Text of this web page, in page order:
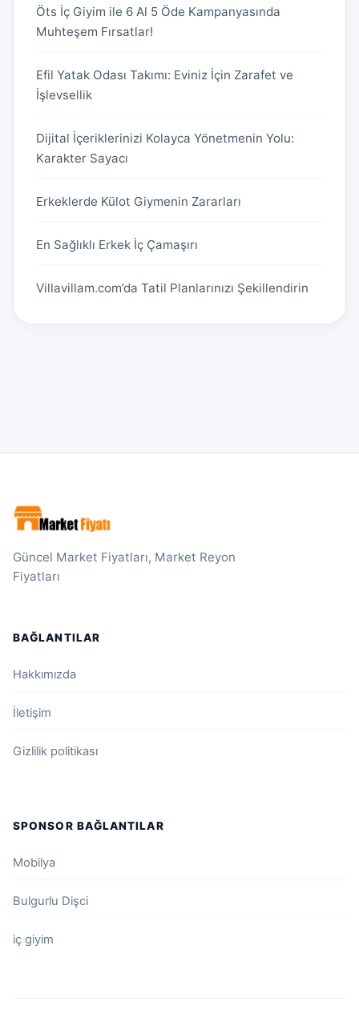
Öts İç Giyim ile 6 Al 5 Öde Kampanyasında
Muhteşem Fırsatlar!
Efil Yatak Odası Takımı: Eviniz İçin Zarafet ve
İşlevsellik
Dijital İçeriklerinizi Kolayca Yönetmenin Yolu:
Karakter Sayacı
Erkeklerde Külot Giymenin Zararları
En Sağlıklı Erkek İç Çamaşırı
Villavillam.com’da Tatil Planlarınızı Şekillendirin
Güncel Market Fiyatları, Market Reyon
Fiyatları
BAĞLANTILAR
Hakkımızda
İletişim
Gizlilik politikası
SPONSOR BAĞLANTILAR
Mobilya
Bulgurlu Dişci
iç giyim